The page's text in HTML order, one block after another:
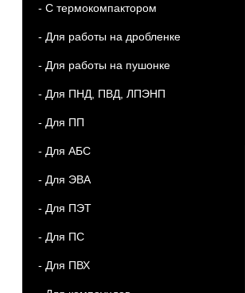
- С термокомпактором
- Для работы на дробленке
- Для работы на пушонке
- Для ПНД, ПВД, ЛПЭНП
- Для ПП
- Для АБС
- Для ЭВА
- Для ПЭТ
- Для ПС
- Для ПВХ